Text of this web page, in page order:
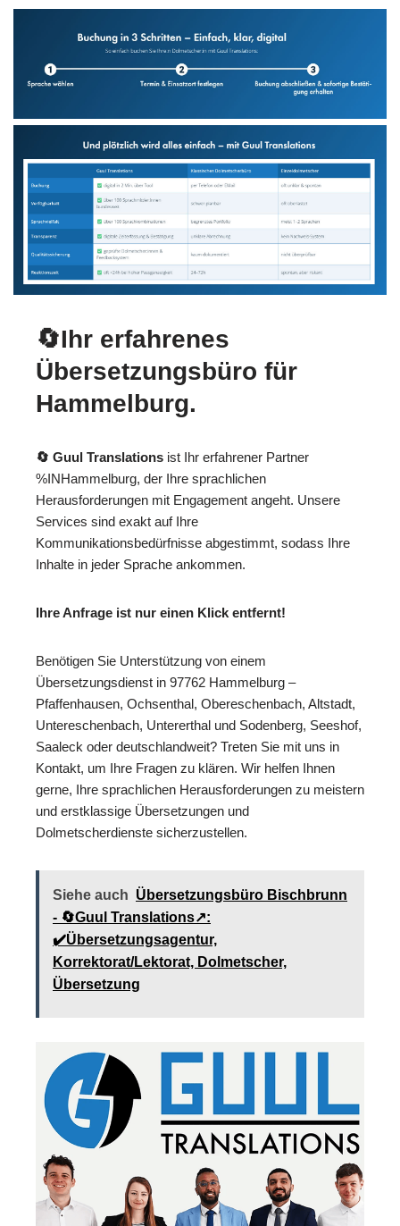
🔄Ihr erfahrenes
Übersetzungsbüro für
Hammelburg.
🔄 Guul Translations ist Ihr erfahrener Partner
%INHammelburg, der Ihre sprachlichen
Herausforderungen mit Engagement angeht. Unsere
Services sind exakt auf Ihre
Kommunikationsbedürfnisse abgestimmt, sodass Ihre
Inhalte in jeder Sprache ankommen.
Ihre Anfrage ist nur einen Klick entfernt!
Benötigen Sie Unterstützung von einem
Übersetzungsdienst in 97762 Hammelburg –
Pfaffenhausen, Ochsenthal, Obereschenbach, Altstadt,
Untereschenbach, Untererthal und Sodenberg, Seeshof,
Saaleck oder deutschlandweit? Treten Sie mit uns in
Kontakt, um Ihre Fragen zu klären. Wir helfen Ihnen
gerne, Ihre sprachlichen Herausforderungen zu meistern
und erstklassige Übersetzungen und
Dolmetscherdienste sicherzustellen.
Siehe auch Übersetzungsbüro Bischbrunn
- 🔄Guul Translations↗️:
✔️Übersetzungsagentur,
Korrektorat/Lektorat, Dolmetscher,
Übersetzung